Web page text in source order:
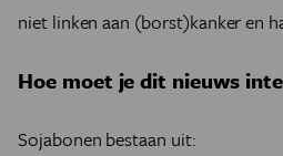
niet linken aan (borst)kanker en
Hoe moet je dit nieuws
Sojabonen bestaan uit: